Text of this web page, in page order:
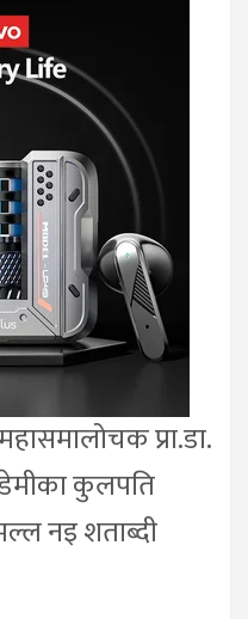
प्रा.डा.
कुलपति
नइ शताब्दी